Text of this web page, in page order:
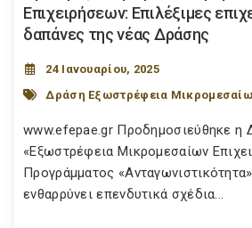
Επιχειρήσεων: Επιλέξιμες
δαπάνες της νέας Δράσης
24 Ιανουαρίου, 2025
Δράση Εξωστρέφεια
www.efepae.gr Προδημοσιεύθηκε η
«Εξωστρέφεια Μικρομεσαίων
Προγράμματος
ενθαρρύνει επενδυτικά σχέδια...